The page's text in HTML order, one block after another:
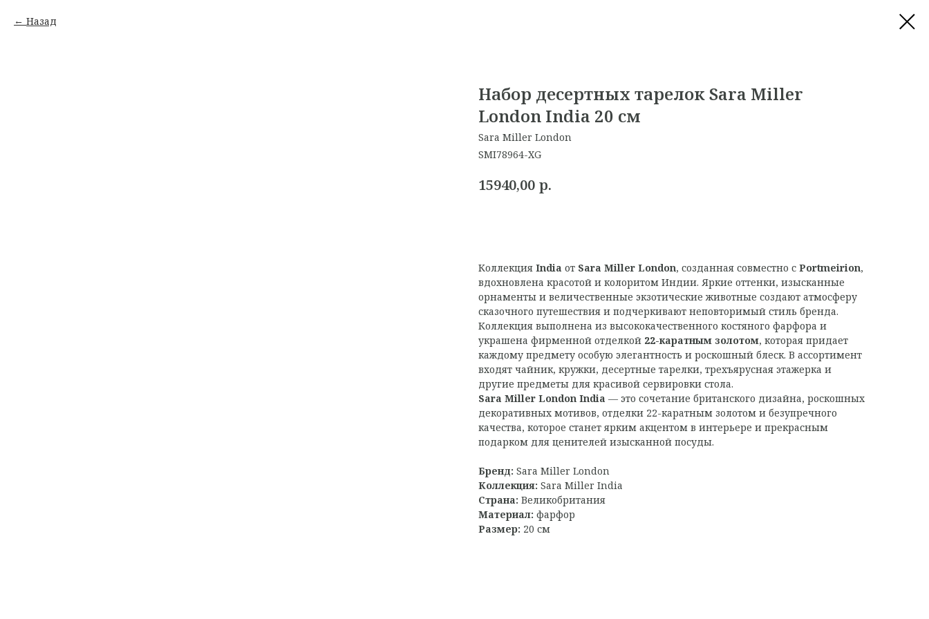
Назад
Набор десертных тарелок Sara Miller
London India 20 см
Sara Miller London
SMI78964-XG
15940,00 р.
Коллекция India от Sara Miller London, созданная совместно с Portmeirion,
вдохновлена красотой и колоритом Индии. Яркие оттенки, изысканные
орнаменты и величественные экзотические животные создают атмосферу
сказочного путешествия и подчеркивают неповторимый стиль бренда.
Коллекция выполнена из высококачественного костяного фарфора и
украшена фирменной отделкой 22-каратным золотом, которая придает
каждому предмету особую элегантность и роскошный блеск. В ассортимент
входят чайник, кружки, десертные тарелки, трехъярусная этажерка и
другие предметы для красивой сервировки стола.
Sara Miller London India — это сочетание британского дизайна, роскошных
декоративных мотивов, отделки 22-каратным золотом и безупречного
качества, которое станет ярким акцентом в интерьере и прекрасным
подарком для ценителей изысканной посуды.
Бренд: Sara Miller London
Коллекция: Sara Miller India
Страна: Великобритания
Материал: фарфор
Размер: 20 см